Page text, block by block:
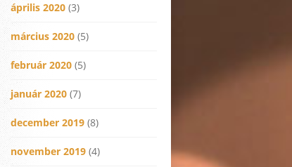
április 2020 (3)
március 2020 (5)
február 2020 (5)
január 2020 (7)
december 2019 (8)
november 2019 (4)